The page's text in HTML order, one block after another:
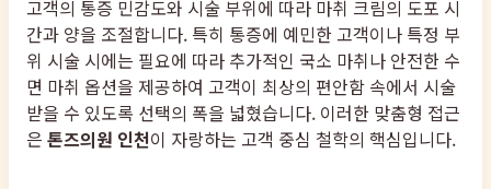
고객의 통증 민감도와 시술 부위에 따라 마취 크림의 도포 시
간과 양을 조절합니다. 특히 통증에 예민한 고객이나 특정 부
위 시술 시에는 필요에 따라 추가적인 국소 마취나 안전한 수
면 마취 옵션을 제공하여 고객이 최상의 편안함 속에서 시술
받을 수 있도록 선택의 폭을 넓혔습니다. 이러한 맞춤형 접근
은 톤즈의원 인천이 자랑하는 고객 중심 철학의 핵심입니다.